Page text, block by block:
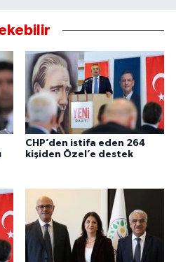
CHP’den istifa eden 264
kişiden Özel’e destek